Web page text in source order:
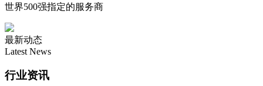
世界500强指定的服务商
最新动态
Latest News
行业资讯